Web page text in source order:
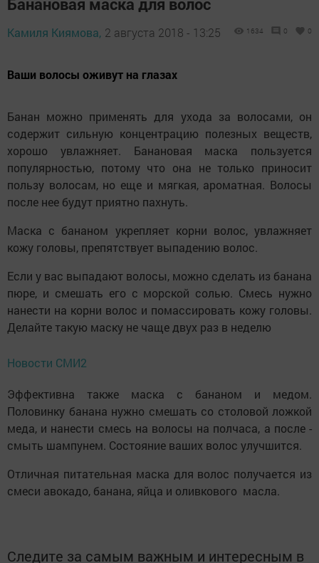
Камиля Киямова, 2 августа 2018 - 13:25 1634 0 0
Ваши волосы оживут на глазах
Банан можно применять для ухода за волосами, он
содержит сильную концентрацию полезных веществ,
хорошо увлажняет. Банановая маска пользуется
популярностью, потому что она не только приносит
пользу волосам, но еще и мягкая, ароматная. Волосы
после нее будут приятно пахнуть.
Маска с бананом укрепляет корни волос, увлажняет
кожу головы, препятствует выпадению волос.
Если у вас выпадают волосы, можно сделать из банана
пюре, и смешать его с морской солью. Смесь нужно
нанести на корни волос и помассировать кожу головы.
Делайте такую маску не чаще двух раз в неделю
Новости СМИ2
Эффективна также маска с бананом и медом.
Половинку банана нужно смешать со столовой ложкой
меда, и нанести смесь на волосы на полчаса, а после -
смыть шампунем. Состояние ваших волос улучшится.
Отличная питательная маска для волос получается из
смеси авокадо, банана, яйца и оливкового масла.
Следите за самым важным и интересным в